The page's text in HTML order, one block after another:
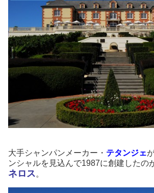
大手シャンパンメーカー・ テタンジェ
ンシャルを見込んで1987に創建したの
ネロス。